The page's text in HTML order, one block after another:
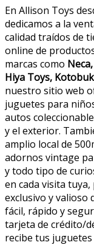
En Allison Toys
dedicamos a la
calidad traídos de
online de
marcas como
Hiya Toys,
nuestro sitio web
juguetes para
autos
y el exterior.
amplio local de
adornos vintage
y todo tipo de
en cada visita
exclusivo y valioso
fácil, rápido y
tarjeta de crédito/
recibe tus